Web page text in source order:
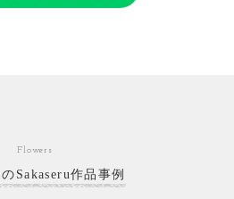
Flowers
Sakaseru作品事例